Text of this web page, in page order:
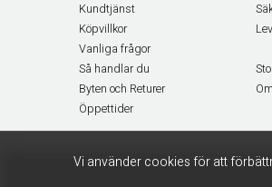
Vi använder cookies för att
Kundtjänst
Köpvillkor
Vanliga frågor
Så handlar du
Byten och Returer
Öppettider